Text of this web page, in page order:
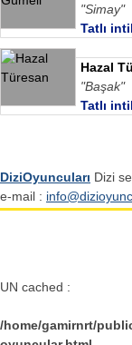
"Simay"
Tatlı
Hazal
"Başak"
Tatlı
DiziOyuncuları Dizi
e-mail :
UN cached :
/home/gamirnrt/